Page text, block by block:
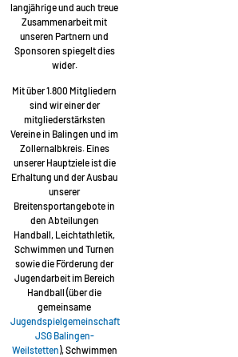
langjährige und auch treue
Zusammenarbeit mit
unseren Partnern und
Sponsoren spiegelt dies
wider.
Mit über 1.800 Mitgliedern
sind wir einer der
mitgliederstärksten
Vereine in Balingen und im
Zollernalbkreis. Eines
unserer Hauptziele ist die
Erhaltung und der Ausbau
unserer
Breitensportangebote in
den Abteilungen
Handball, Leichtathletik,
Schwimmen und Turnen
sowie die Förderung der
Jugendarbeit im Bereich
Handball (über die
gemeinsame
Jugendspielgemeinschaft
JSG Balingen-
Weilstetten), Schwimmen